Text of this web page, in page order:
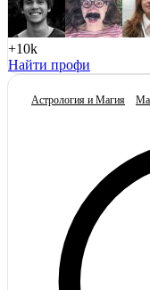
+10k
Найти профи
Астрология и Магия